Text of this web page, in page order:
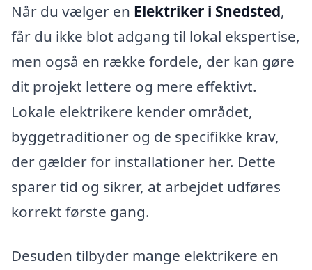
Når du vælger en Elektriker i Snedsted,
får du ikke blot adgang til lokal ekspertise,
men også en række fordele, der kan gøre
dit projekt lettere og mere effektivt.
Lokale elektrikere kender området,
byggetraditioner og de specifikke krav,
der gælder for installationer her. Dette
sparer tid og sikrer, at arbejdet udføres
korrekt første gang.
Desuden tilbyder mange elektrikere en